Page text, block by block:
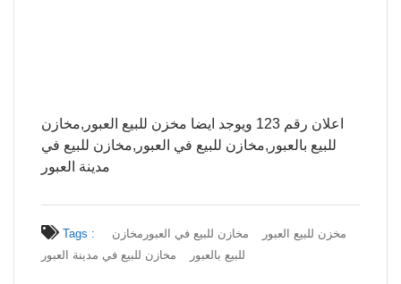
اعلان رقم 123 ويوجد ايضا مخزن للبيع العبور,مخازن
للبيع بالعبور,مخازن للبيع في العبور,مخازن للبيع في
مدينة العبور
Tags : مخزن للبيع العبور مخازن للبيع في العبور مخازن
للبيع بالعبور
مخازن للبيع في مدينة العبور